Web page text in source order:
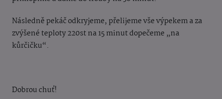
Následně pekáč odkryjeme, přelijeme vše výpekem a za
zvýšené teploty 220st na 15 minut dopečeme „na
kůrčičku“.
Dobrou chuť!